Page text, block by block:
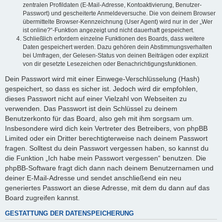
zentralen Profildaten (E-Mail-Adresse, Kontoaktivierung, Benutzer-
Passwort) und gescheiterte Anmeldeversuche. Die von deinem Browser
übermittelte Browser-Kennzeichnung (User Agent) wird nur in der „Wer
ist online?“-Funktion angezeigt und nicht dauerhaft gespeichert.
Schließlich erfordern einzelne Funktionen des Boards, dass weitere
Daten gespeichert werden. Dazu gehören dein Abstimmungsverhalten
bei Umfragen, der Gelesen-Status von deinen Beiträgen oder explizit
von dir gesetzte Lesezeichen oder Benachrichtigungsfunktionen.
Dein Passwort wird mit einer Einwege-Verschlüsselung (Hash)
gespeichert, so dass es sicher ist. Jedoch wird dir empfohlen,
dieses Passwort nicht auf einer Vielzahl von Webseiten zu
verwenden. Das Passwort ist dein Schlüssel zu deinem
Benutzerkonto für das Board, also geh mit ihm sorgsam um.
Insbesondere wird dich kein Vertreter des Betreibers, von phpBB
Limited oder ein Dritter berechtigterweise nach deinem Passwort
fragen. Solltest du dein Passwort vergessen haben, so kannst du
die Funktion „Ich habe mein Passwort vergessen“ benutzen. Die
phpBB-Software fragt dich dann nach deinem Benutzernamen und
deiner E-Mail-Adresse und sendet anschließend ein neu
generiertes Passwort an diese Adresse, mit dem du dann auf das
Board zugreifen kannst.
GESTATTUNG DER DATENSPEICHERUNG